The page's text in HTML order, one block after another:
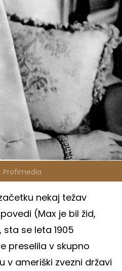
Profimedia
nekaj težav
(Max je bil žid,
se leta 1905
preselila v skupno
v ameriški zvezni državi